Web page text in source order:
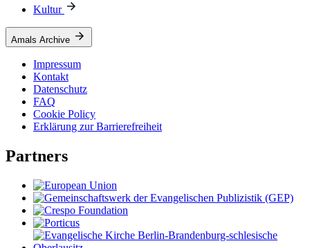
Kultur
Amals Archive
Impressum
Kontakt
Datenschutz
FAQ
Cookie Policy
Erklärung zur Barrierefreiheit
Partners